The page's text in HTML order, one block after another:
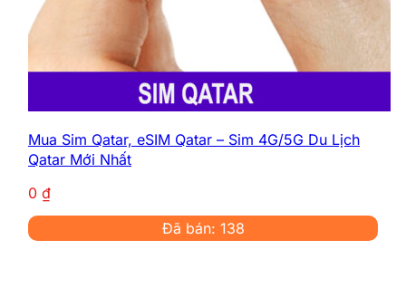
Mua Sim Qatar, eSIM Qatar – Sim 4G/5G Du Lịch
Qatar Mới Nhất
0 ₫
Đã bán: 138